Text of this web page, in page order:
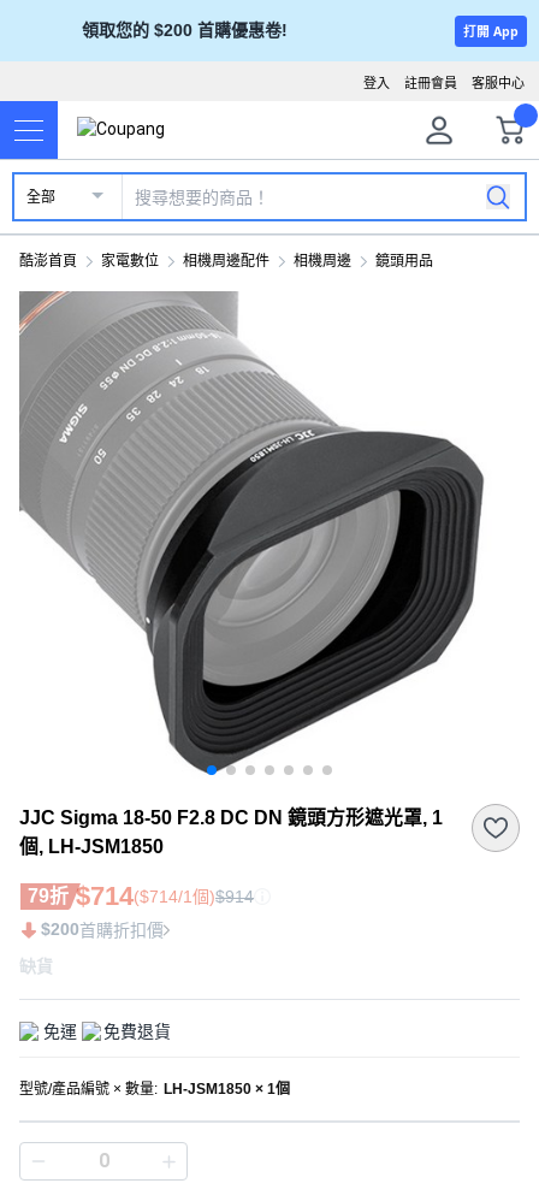
領取您的 $200 首購優惠卷! 打開 App
客服中心
註冊會員
登入
全部
酷澎首頁 家電數位 相機周邊配件 相機周邊 鏡頭用品
JJC Sigma 18-50 F2.8 DC DN 鏡頭方形遮光罩, 1
個, LH-JSM1850
79折 $714($714/1個)$914
$200首購折扣價
缺貨
免運 免費退貨
型號/產品編號 × 數量: LH-JSM1850 × 1個